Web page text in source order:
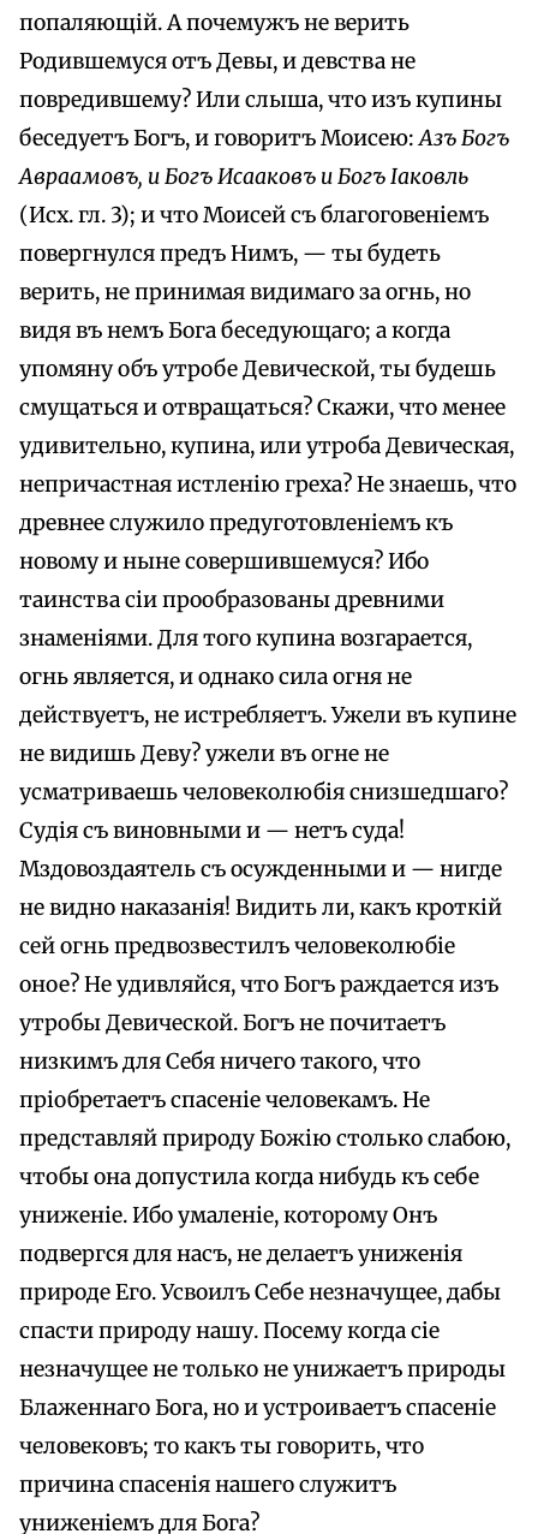
попаляющій. А почемужъ не верить
Родившемуся отъ Девы, и девства не
повредившему? Или слыша, что изъ купины
беседуетъ Богъ, и говоритъ Моисею:Азъ Богъ
Авраамовъ, и Богъ Исааковъ и Богъ Іаковль
(Исх. гл. 3); и что Моисей съ благоговеніемъ
повергнулся предъ Нимъ, — ты будеть
верить, не принимая видимаго за огнь, но
видя въ немъ Бога беседующаго; а когда
упомяну объ утробе Девической, ты будешь
смущаться и отвращаться? Скажи, что менее
удивительно, купина, или утроба Девическая,
непричастная истленію греха? He знаешь, что
древнее служило предуготовленіемъ къ
новому и ныне совершившемуся? Ибо
таинства сіи прообразованы древними
знаменіями. Для того купина возгарается,
огнь является, и однако сила огня не
действуетъ, не истребляетъ. Ужели въ купине
не видишь Деву? ужели въ огне не
усматриваешь человеколюбія снизшедшаго?
Судія съ виновными и — нетъ суда!
Мздовоздаятель съ осужденными и — нигде
не видно наказанія! Видить ли, какъ кроткій
сей огнь предвозвестилъ человеколюбіе
оное? He удивляйся, что Богъ раждается изъ
утробы Девической. Богъ не почитаетъ
низкимъ для Себя ничего такого, что
пріобретаетъ спасеніе человекамъ. Не
представляй природу Божію столько слабою,
чтобы она допустила когда нибудь къ себе
униженіе. Ибо умаленіе, которому Онъ
подвергся для насъ, не делаетъ униженія
природе Его. Усвоилъ Себе незначущее, дабы
спасти природу нашу. Посему когда сіе
незначущее не только не унижаетъ природы
Блаженнаго Бога, но и устроиваетъ спасеніе
человековъ; то какъ ты говорить, что
причина спасенія нашего служитъ
униженіемъ для Бога?